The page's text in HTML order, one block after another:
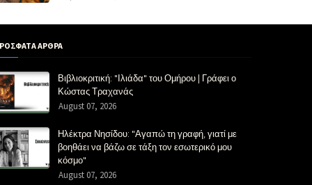
ΑΡΘΡΑ
Βιβλιοκριτική: "Ιλιάδα" του Ομήρου | Γράφει ο
Κώστας Τραχανάς
August 07, 2026
Ηλέκτρα Νησίδου: "Αγαπώ τη γραφή, γιατί με
βοηθάει να βάζω σε τάξη τον εσωτερικό μου
κόσμο"
August 07, 2026